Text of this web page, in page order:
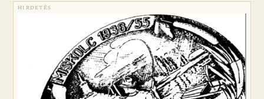
HIRDETÉS